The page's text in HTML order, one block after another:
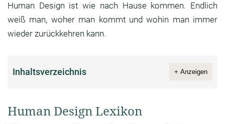
Human Design ist wie nach Hause kommen. Endlich
weiß man, woher man kommt und wohin man immer
wieder zurückkehren kann.
Inhaltsverzeichnis + Anzeigen
Human Design Lexikon